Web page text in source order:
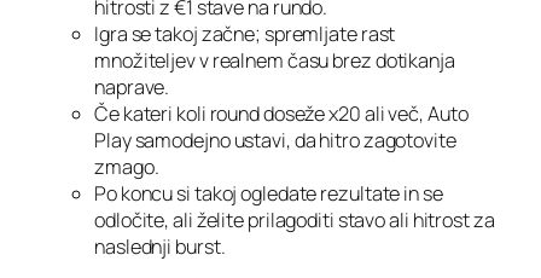
hitrosti z €1 stave na rundo.
Igra se takoj začne; spremljate rast
množiteljev v realnem času brez dotikanja
naprave.
Če kateri koli round doseže x20 ali več, Auto
Play samodejno ustavi, da hitro zagotovite
zmago.
Po koncu si takoj ogledate rezultate in se
odločite, ali želite prilagoditi stavo ali hitrost za
naslednji burst.